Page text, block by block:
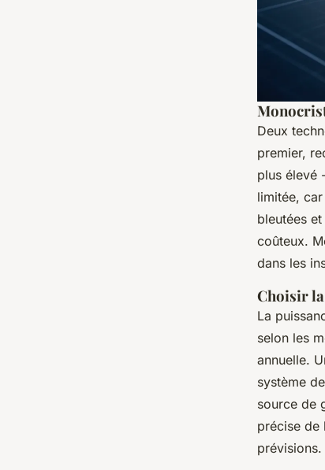
Deux
premier,
plus élevé
limitée,
bleutées
coûteux.
dans les
Choisir
La
selon les
annuelle.
système
source de
précise de
prévisions.